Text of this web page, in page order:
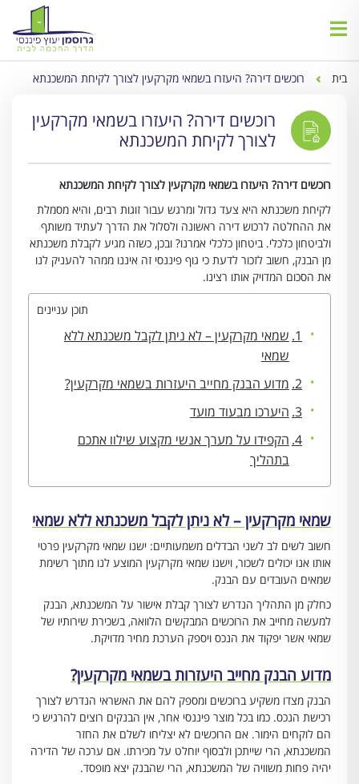
בית רוכשים דירה? היעזרו בשמאי מקרקעין לצורך לקיחת המשכנתא
רוכשים דירה? היעזרו בשמאי מקרקעין
לצורך לקיחת המשכנתא
רוכשים דירה? היעזרו בשמאי מקרקעין לצורך לקיחת המשכנתא
לקיחת משכנתא היא צעד גדול ומרגש עבור זוגות רבים, והיא מסמלת
את ההחלטה לרכוש דירה ראשונה ולסלול את הדרך לעתיד משותף
ולביטחון כלכלי. ביטחון כלכלי אמרנו? ובכן, כשזה מגיע לקבלת משכנתא
מן הבנק, חשוב לזכור לדעת כי גוף פיננסי זה איננו ממהר להעניק לנו
את הסכום המדויק אותו רצינו.
תוכן עניינים
שמאי מקרקעין – לא ניתן לקבל משכנתא ללא
שמאי
מדוע הבנק מחייב היעזרות בשמאי מקרקעין?
היערכו מבעוד מועד
הקפידו על מערך אנשי מקצוע שילוו אתכם
בתהליך
שמאי מקרקעין – לא ניתן לקבל משכנתא ללא שמאי
חשוב לשים לב לשני הבדלים משמעותיים: ישנו שמאי מקרקעין פרטי
אותו אנו יכולים לשכור, וישנו שמאי מקרקעין המוצע לנו מתוך רשימת
שמאים העובדים עם הבנק.
כחלק מן התהליך הנדרש לצורך קבלת אישור על המשכנתא, הבנק
למעשה מחייב את הרוכשים המבקשים הלוואה, בשכירת שירותיו של
שמאי אשר יפקוד את הנכס ויספק הערכת מחיר מדויקת.
מדוע הבנק מחייב היעזרות בשמאי מקרקעין?
הבנק מצדו משקיע ברוכשים ומספק להם את האשראי הנדרש לצורך
רכישת הנכס. כמו בכל מוצר פיננסי אחר, אין הבנקים רוצים להרגיש כי
הם לוקחים הימור. אם הרוכשים לא יצליחו לשלם את החזר
המשכנתא, הרי שייתכן ולבסוף יוחלט על מכירתו. אם ערכה של הדירה
יהיה פחות משוויה של המשכנתא, הרי שהבנק יצא מופסד.